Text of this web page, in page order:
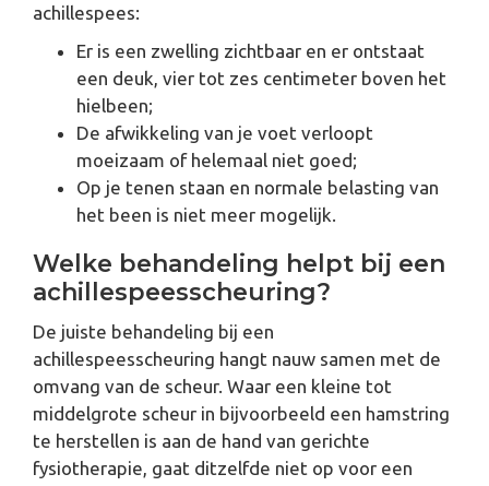
achillespees:
Er is een zwelling zichtbaar en er ontstaat
een deuk, vier tot zes centimeter boven het
hielbeen;
De afwikkeling van je voet verloopt
moeizaam of helemaal niet goed;
Op je tenen staan en normale belasting van
het been is niet meer mogelijk.
Welke behandeling helpt bij een
achillespeesscheuring?
De juiste behandeling bij een
achillespeesscheuring hangt nauw samen met de
omvang van de scheur. Waar een kleine tot
middelgrote scheur in bijvoorbeeld een hamstring
te herstellen is aan de hand van gerichte
fysiotherapie, gaat ditzelfde niet op voor een